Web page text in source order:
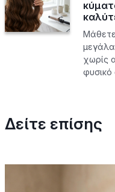
χωρίς
φυσικό
Δείτε επίσης